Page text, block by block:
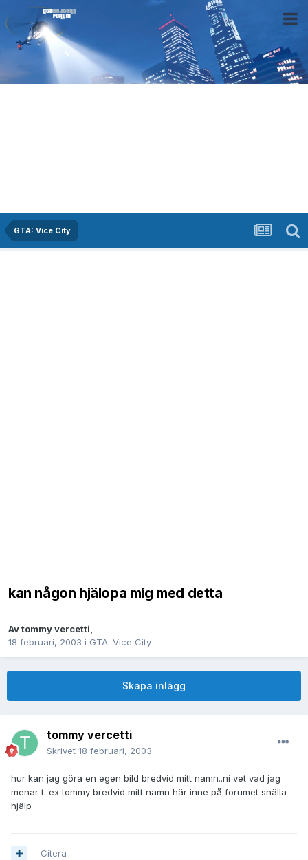
GTA: Vice City
kan någon hjälopa mig med detta
Avtommy vercetti,
18 februari, 2003 i GTA: Vice City
Skapa inlägg
tommy vercetti
Skrivet 18 februari, 2003
hur kan jag göra en egen bild bredvid mitt namn..ni vet vad jag
menar t. ex tommy bredvid mitt namn här inne på forumet snälla
hjälp
Citera